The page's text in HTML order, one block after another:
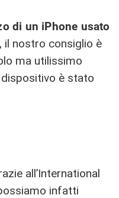
di un iPhone usato
, il nostro consiglio è
ma utilissimo
è stato
all’International
infatti